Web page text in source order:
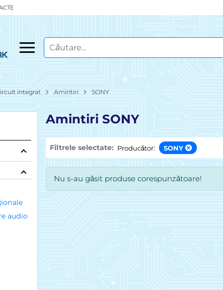
integrat Amintiri SONY
Amintiri SONY
Filtrele selectate: Producător: SONY
Nu s-au găsit produse corespunzătoare!
audio